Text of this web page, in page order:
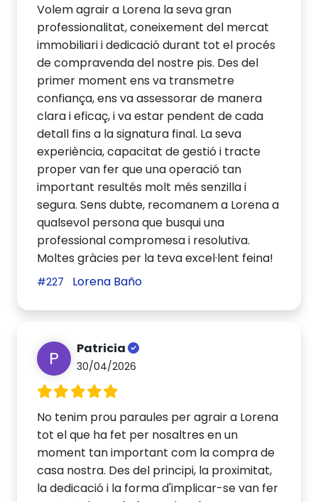
Volem agrair a Lorena la seva gran
professionalitat, coneixement del mercat
immobiliari i dedicació durant tot el procés
de compravenda del nostre pis. Des del
primer moment ens va transmetre
confiança, ens va assessorar de manera
clara i eficaç, i va estar pendent de cada
detall fins a la signatura final. La seva
experiència, capacitat de gestió i tracte
proper van fer que una operació tan
important resultés molt més senzilla i
segura. Sens dubte, recomanem a Lorena a
qualsevol persona que busqui una
professional compromesa i resolutiva.
Moltes gràcies per la teva excel·lent feina!
#227 Lorena Baño
P Patricia
30/04/2026
No tenim prou paraules per agrair a Lorena
tot el que ha fet per nosaltres en un
moment tan important com la compra de
casa nostra. Des del principi, la proximitat,
la dedicació i la forma d'implicar-se van fer